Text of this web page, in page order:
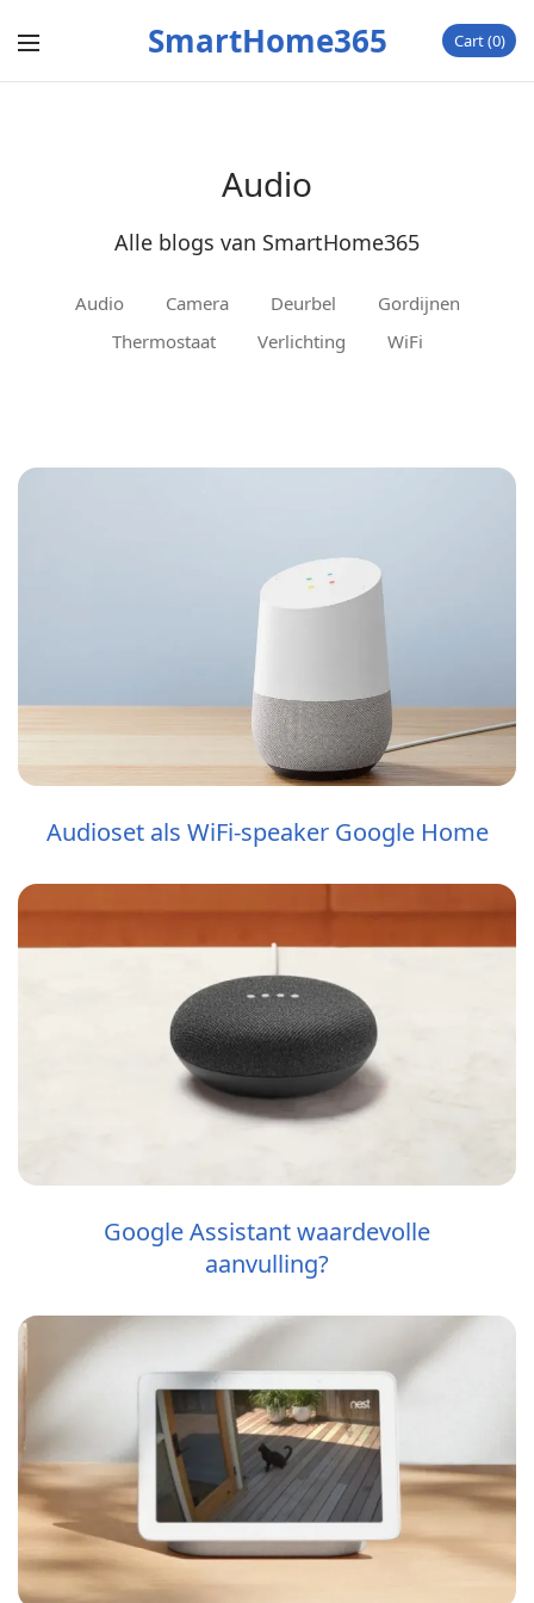
SmartHome365 Cart 0
Audio
Alle blogs van SmartHome365
Audio Camera Deurbel
Gordijnen
Thermostaat
Verlichting WiFi
Audioset als WiFi-speaker Google Home
Google Assistant waardevolle
aanvulling?